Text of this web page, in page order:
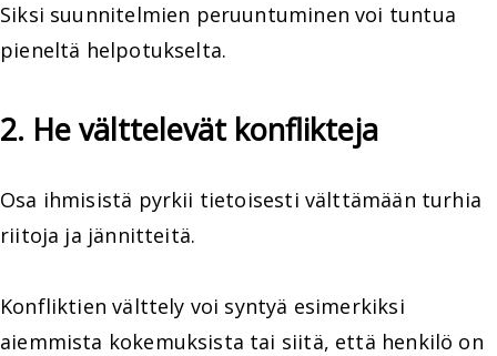
Siksi suunnitelmien peruuntuminen voi tuntua
pieneltä helpotukselta.
2. He välttelevät konflikteja
Osa ihmisistä pyrkii tietoisesti välttämään turhia
riitoja ja jännitteitä.
Konfliktien välttely voi syntyä esimerkiksi
aiemmista kokemuksista tai siitä, että henkilö on